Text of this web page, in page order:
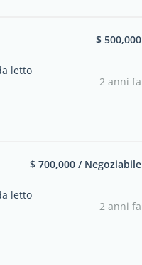
$ 500,000
letto
2 anni fa
$ 700,000 / Negoziabile
letto
2 anni fa